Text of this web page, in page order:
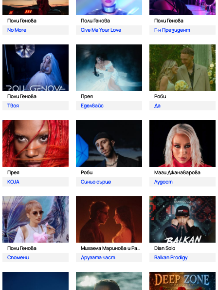
Поли Генова
No More
Поли Генова
Give Me Your Love
Поли Генова
Г-н Президент
Поли Генова
Твоя
Прея
Еделвайс
Роби
Да
Прея
KOJA
Роби
Синьо сърце
Маги Джанаварова
Лудост
Поли Генова
Спомени
Михаела Маринова и Pavell
Другата част
Dian Solo
Balkan Prodigy